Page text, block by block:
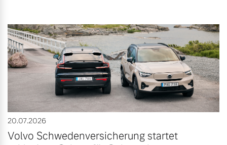
20.07.2026
Volvo Schwedenversicherung startet